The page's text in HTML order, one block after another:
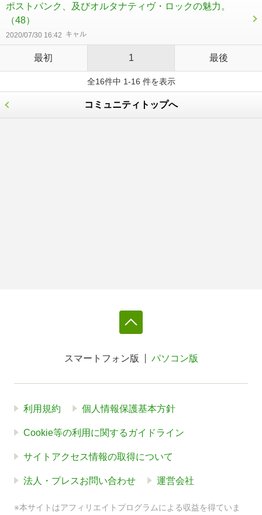
ポストパンク、及びオルタナティヴ・ロックの魅力。
（48）
2020/07/30 16:42 キャル
最初 1 最後
全16件中 1-16 件を表示
コミュニティトップへ
スマートフォン版 パソコン版
利用規約 個人情報保護基本方針
Cookie等の利用に関するガイドライン
サイトアクセス情報の取得について
法人・プレスお問い合わせ 運営会社
※本サイトはアフィリエイトプログラムによる収益を得ていま